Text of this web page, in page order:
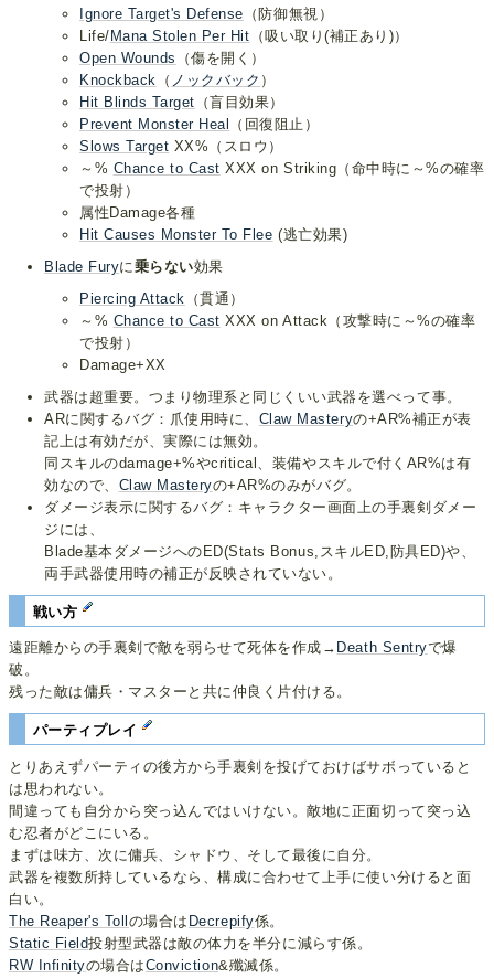
Ignore Target's Defense （防御無視）
Life/Mana Stolen Per Hit （吸い取り(補正あり)）
Open Wounds
（傷を開く）
Knockback
（ ノックバック ）
Hit Blinds Target （盲目効果）
Prevent Monster Heal （回復阻止）
Slows Target XX%（スロウ）
～% Chance to Cast XXX on Striking（命中時に～%の確率
で投射）
属性Damage各種
Hit Causes Monster To Flee (逃亡効果)
Blade Furyに 乗らない効果
Piercing Attack
（貫通）
～% Chance to Cast XXX on Attack（攻撃時に～%の確率
で投射）
Damage+XX
武器は超重要。つまり物理系と同じくいい武器を選べって事。
ARに関するバグ：爪使用時に、 Claw Masteryの+AR%補正が表
記上は有効だが、実際には無効。
同スキルのdamage+%やcritical、装備やスキルで付くAR%は有
効なので、 Claw Masteryの+AR%のみがバグ。
ダメージ表示に関するバグ：キャラクター画面上の手裏剣ダメー
ジには、
Blade基本ダメージへのED(Stats Bonus,スキルED,防具ED)や、
両手武器使用時の補正が反映されていない。
戦い方
遠距離からの手裏剣で敵を弱らせて死体を作成→ Death Sentryで爆
破。
残った敵は傭兵・マスターと共に仲良く片付ける。
パーティプレイ
とりあえずパーティの後方から手裏剣を投げておけばサボっていると
は思われない。
間違っても自分から突っ込んではいけない。敵地に正面切って突っ込
む忍者がどこにいる。
まずは味方、次に傭兵、シャドウ、そして最後に自分。
武器を複数所持しているなら、構成に合わせて上手に使い分けると面
白い。
The Reaper's Tollの場合は Decrepify係。
Static Field投射型武器は敵の体力を半分に減らす係。
RW Infinityの場合はConviction&殲滅係。